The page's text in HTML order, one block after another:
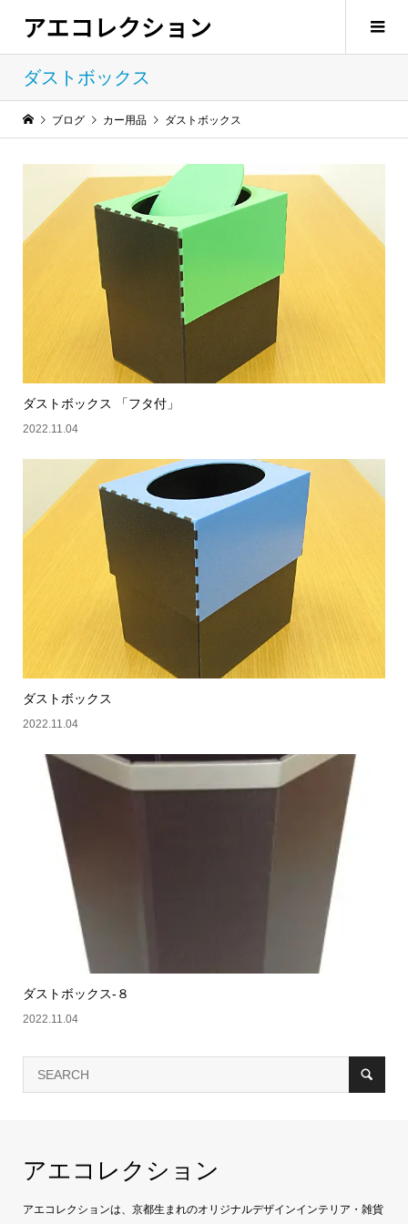
アエコレクション
ダストボックス
ブログ カー用品 ダストボックス
ダストボックス 「フタ付」
2022.11.04
ダストボックス
2022.11.04
ダストボックス-８
2022.11.04
アエコレクション
アエコレクションは、京都生まれのオリジナルデザインインテリア・雑貨